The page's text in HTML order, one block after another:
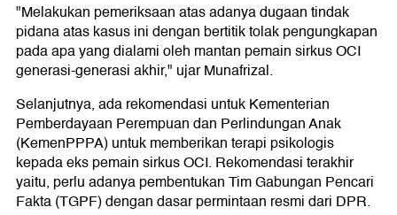
"Melakukan pemeriksaan atas adanya dugaan tindak
pidana atas kasus ini dengan bertitik tolak pengungkapan
pada apa yang dialami oleh mantan pemain sirkus OCI
generasi-generasi akhir," ujar Munafrizal.
Selanjutnya, ada rekomendasi untuk Kementerian
Pemberdayaan Perempuan dan Perlindungan Anak
(KemenPPPA) untuk memberikan terapi psikologis
kepada eks pemain sirkus OCI. Rekomendasi terakhir
yaitu, perlu adanya pembentukan Tim Gabungan Pencari
Fakta (TGPF) dengan dasar permintaan resmi dari DPR.